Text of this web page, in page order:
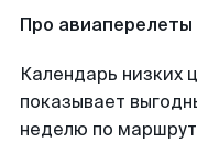
Про
Календарь низких
показывает
неделю по